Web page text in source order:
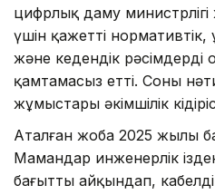
цифрлық даму
үшін қажетті
және кедендік
қамтамасыз етті. Соның
жұмыстары әкімшілік
Аталған жоба 2025 жылы
Мамандар инженерлік
бағытты айқындап, кабелді